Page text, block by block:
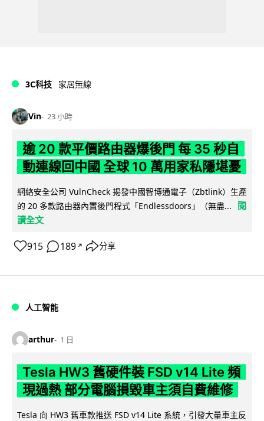
3C科技 家居無線
Vin 23 小時
逾 20 款平價路由器爆後門 每 35 秒自
動連線回中國 全球 10 萬用家私隱堪憂
網絡安全公司 VulnCheck 揭發中國智博通電子（Zbtlink）生產
的 20 多款路由器內置後門程式「Endlessdoors」（無盡...
閱
讀全文
915 189 ↗ 分享
人工智能
arthur 1 日
Tesla HW3 舊硬件裝 FSD v14 Lite 頻
現過熱 部分電腦損毀車主須自費維修
Tesla 向 HW3 舊車款推送 FSD v14 Lite 系統，引發大量車主反